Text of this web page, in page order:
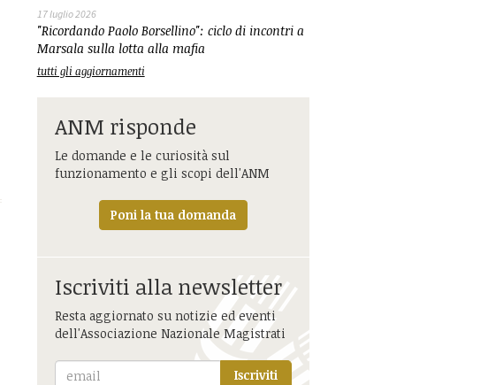
17 luglio 2026
"Ricordando Paolo Borsellino": ciclo di incontri a
Marsala sulla lotta alla mafia
tutti gli aggiornamenti
ANM risponde
Le domande e le curiosità sul
funzionamento e gli scopi dell'ANM
Poni la tua domanda
Iscriviti alla newsletter
Resta aggiornato su notizie ed eventi
dell'Associazione Nazionale Magistrati
Iscriviti